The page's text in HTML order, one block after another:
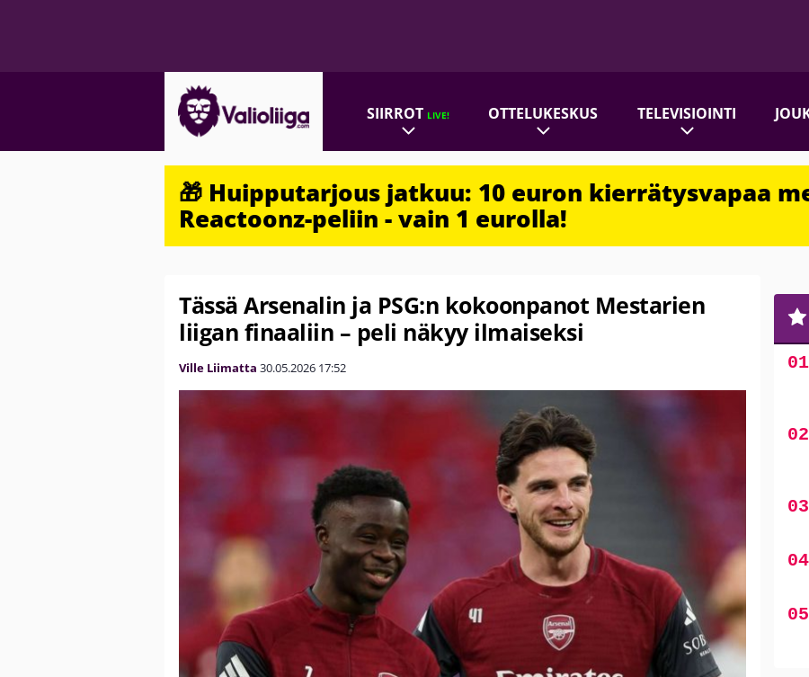
SIIRROTLIVE! OTTELUKESKUS TELEVISIOINTI
🎁 Huipputarjous jatkuu: 10 euron kierrätysvapaa
Reactoonz-peliin - vain 1 eurolla!
Tässä Arsenalin ja PSG:n kokoonpanot Mestarien
liigan finaaliin – peli näkyy ilmaiseksi
Ville Liimatta 30.05.2026 17:52